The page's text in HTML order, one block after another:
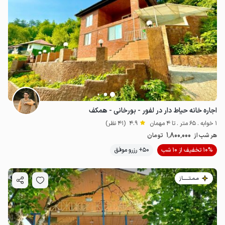
اجاره خانه حیاط دار در لفور - بورخانی - همکف
1 خوابه . 65 متر . تا 4 مهمان 4.9 (41 نظر)
هر شب از 1٬800٬000 تومان
10% تخفیف از 10 شب
50+ رزرو موفق
مـمـتــــــاز